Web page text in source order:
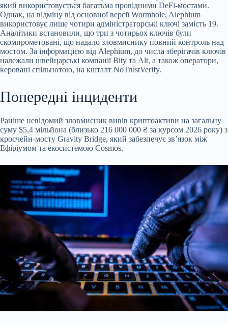
який використовується багатьма провідними DeFi-мостами.
Однак, на відміну від основної версії Wormhole, Alephium
використовує лише чотири адміністраторські ключі замість 19.
Аналітики встановили, що три з чотирьох ключів були
скомпрометовані, що надало зловмиснику повний контроль над
мостом. За інформацією від Alephium, до числа зберігачів ключів
належали швейцарські компанії Bity та Alt, а також оператори,
керовані спільнотою, на кшталт NoTrustVerify.
Попередні інциденти
Раніше невідомий зловмисник вивів криптоактиви на загальну
суму $5,4 мільйона (близько 216 000 000 ₴ за курсом 2026 року) з
кросчейн-мосту Gravity Bridge, який забезпечує зв’язок між
Ефіріумом та екосистемою Cosmos.